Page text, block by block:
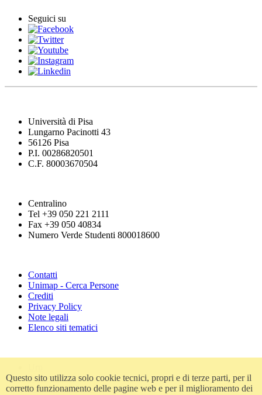
Seguici su
Università di Pisa
Lungarno Pacinotti 43
56126 Pisa
P.I. 00286820501
C.F. 80003670504
Centralino
Tel +39 050 221 2111
Fax +39 050 40834
Numero Verde Studenti 800018600
Contatti
Unimap - Cerca Persone
Crediti
Privacy Policy
Note legali
Elenco siti tematici
Accessibilità
Amministrazione trasparente
Questo sito utilizza solo cookie tecnici, propri e di terze parti, per il
corretto funzionamento delle pagine web e per il miglioramento dei